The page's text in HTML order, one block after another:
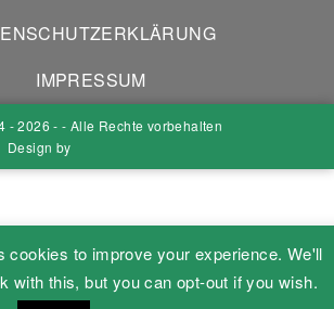
IMPRESSUM
- 2026 - - Alle Rechte vorbehalten
Design by
cookies to improve your experience. We'll
with this, but you can opt-out if you wish.